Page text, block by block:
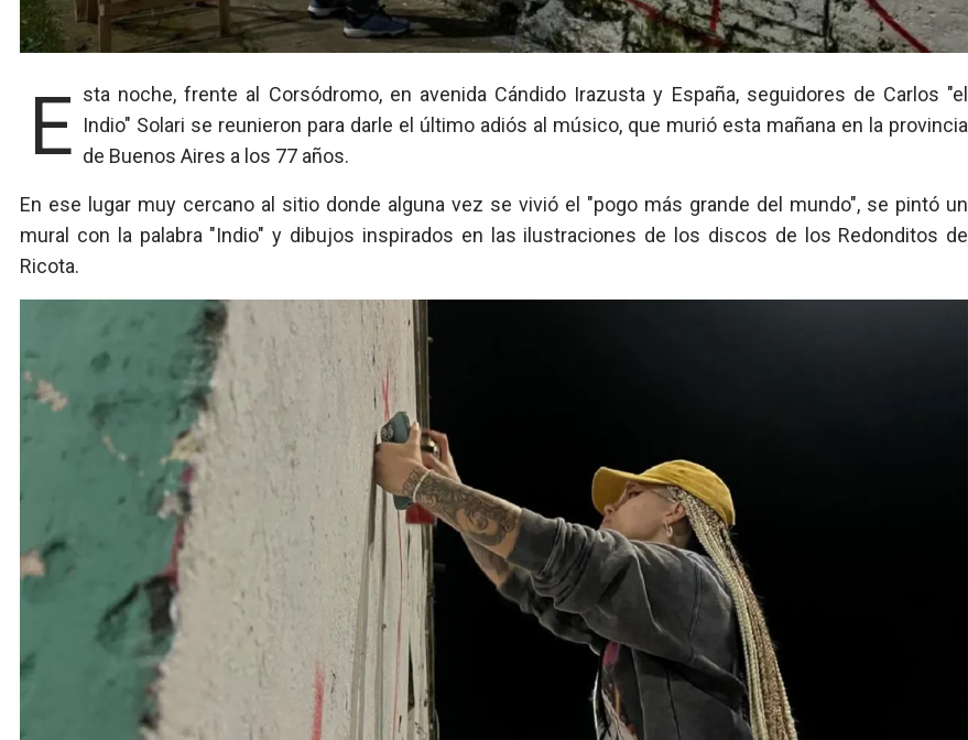
Esta noche, frente al Corsódromo, en avenida Cándido Irazusta y España, seguidores de Carlos "el Indio" Solari se reunieron para darle el último adiós al músico, que murió esta mañana en la provincia
de Buenos Aires a los 77 años.
En ese lugar muy cercano al sitio donde alguna vez se vivió el "pogo más grande del mundo", se pintó un
mural con la palabra "Indio" y dibujos inspirados en las ilustraciones de los discos de los Redonditos de
Ricota.